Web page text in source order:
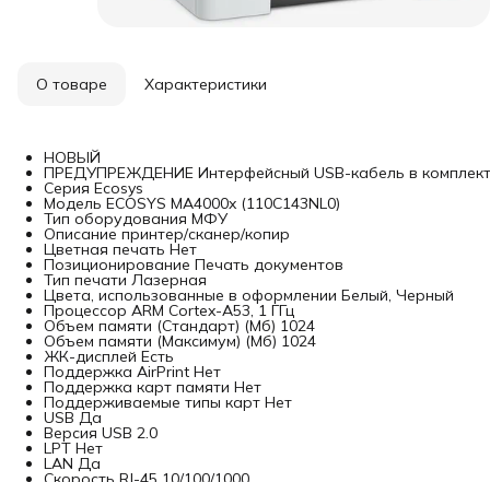
О товаре Характеристики
НОВЫЙ
ПРЕДУПРЕЖДЕНИЕ Интерфейсный USB-кабель в комплект
Серия Ecosys
Модель ECOSYS MA4000x (110C143NL0)
Тип оборудования МФУ
Описание принтер/сканер/копир
Цветная печать Нет
Позиционирование Печать документов
Тип печати Лазерная
Цвета, использованные в оформлении Белый, Черный
Процессор ARM Cortex-A53, 1 ГГц
Объем памяти (Стандарт) (Мб) 1024
Объем памяти (Максимум) (Мб) 1024
ЖК-дисплей Есть
Поддержка AirPrint Нет
Поддержка карт памяти Нет
Поддерживаемые типы карт Нет
USB Да
Версия USB 2.0
LPT Нет
LAN Да